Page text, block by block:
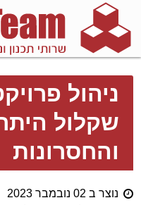
ניהול
שקלול
והחסרונות
נוצר ב 02 נובמבר 2023